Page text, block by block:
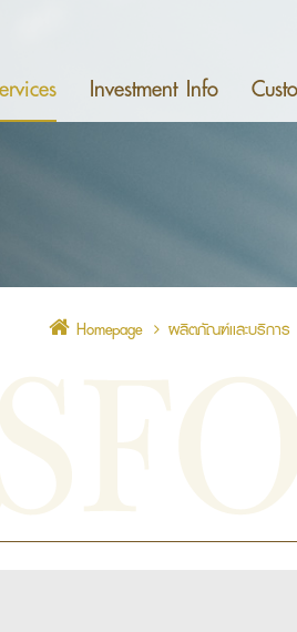
Investment Info
Homepage ผลิตภัณฑ์เเละบริการ